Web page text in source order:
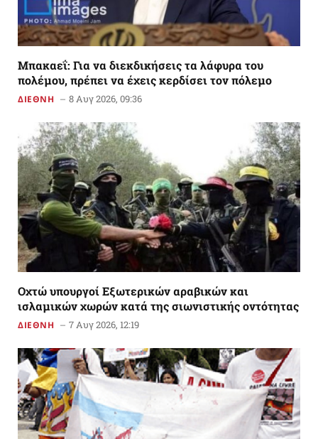
Μπακαεΐ: Για να διεκδικήσεις τα λάφυρα του
πολέμου, πρέπει να έχεις κερδίσει τον πόλεμο
ΔΙΕΘΝΗ 8 Αυγ 2026, 09:36
Οχτώ υπουργοί Εξωτερικών αραβικών και
ισλαμικών χωρών κατά της σιωνιστικής οντότητας
ΔΙΕΘΝΗ 7 Αυγ 2026, 12:19